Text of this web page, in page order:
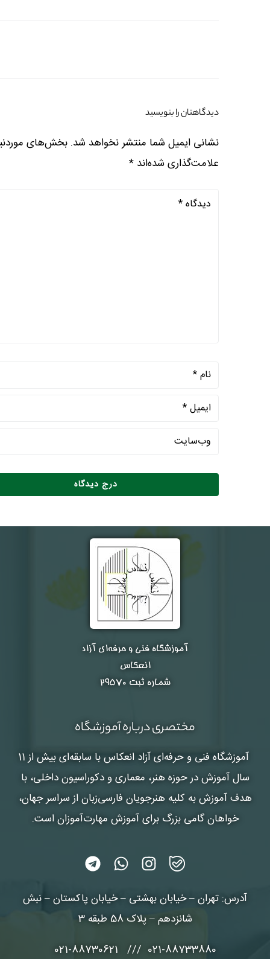
دیدگاهتان را بنویسید
نشانی ایمیل شما منتشر نخواهد شد. بخش‌های
علامت‌گذاری شده‌اند *
آموزشگاه فنی و حرفه‌ای آزاد
انعکاس
شماره ثبت ۲۹۵۷۰
مختصری درباره آموزشگاه
آموزشگاه فنی و حرفه‌ای آزاد انعکاس
با سابقه‌ای بیش از 11
سال آموزش در حوزه هنر، معماری و دکوراسیون داخلی، با
هدف آموزش به کلیه هنرجویان فارسی‌زبان از سراسر جهان،
خواهان گامی بزرگ برای آموزش مهارت‌آموزان است.
آدرس: تهران – خیابان بهشتی – خیابان پاکستان – نبش
شانزدهم – پلاک 58 طبقه 3
021-88733880 /// 021-88730621